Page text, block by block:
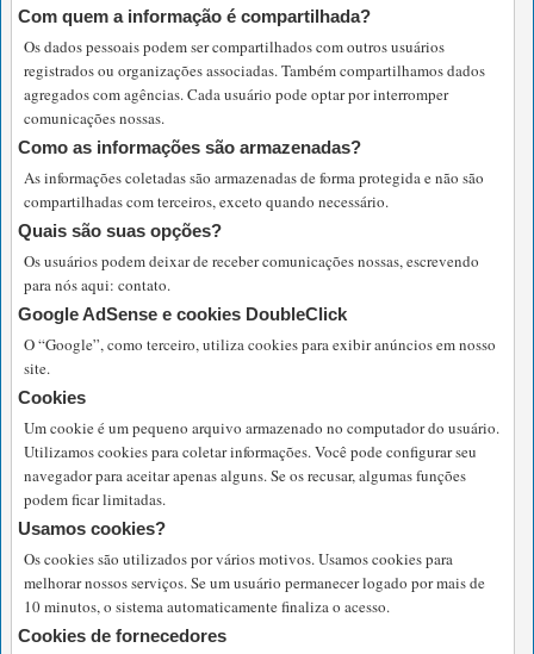
Com quem a informação é compartilhada?
Os dados pessoais podem ser compartilhados com outros usuários
registrados ou organizações associadas. Também compartilhamos dados
agregados com agências. Cada usuário pode optar por interromper
comunicações nossas.
Como as informações são armazenadas?
As informações coletadas são armazenadas de forma protegida e não são
compartilhadas com terceiros, exceto quando necessário.
Quais são suas opções?
Os usuários podem deixar de receber comunicações nossas, escrevendo
para nós aqui: contato.
Google AdSense e cookies DoubleClick
O “Google”, como terceiro, utiliza cookies para exibir anúncios em nosso
site.
Cookies
Um cookie é um pequeno arquivo armazenado no computador do usuário.
Utilizamos cookies para coletar informações. Você pode configurar seu
navegador para aceitar apenas alguns. Se os recusar, algumas funções
podem ficar limitadas.
Usamos cookies?
Os cookies são utilizados por vários motivos. Usamos cookies para
melhorar nossos serviços. Se um usuário permanecer logado por mais de
10 minutos, o sistema automaticamente finaliza o acesso.
Cookies de fornecedores